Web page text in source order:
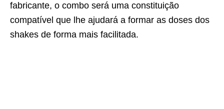
fabricante, o combo será uma constituição
compatível que lhe ajudará a formar as doses dos
shakes de forma mais facilitada.